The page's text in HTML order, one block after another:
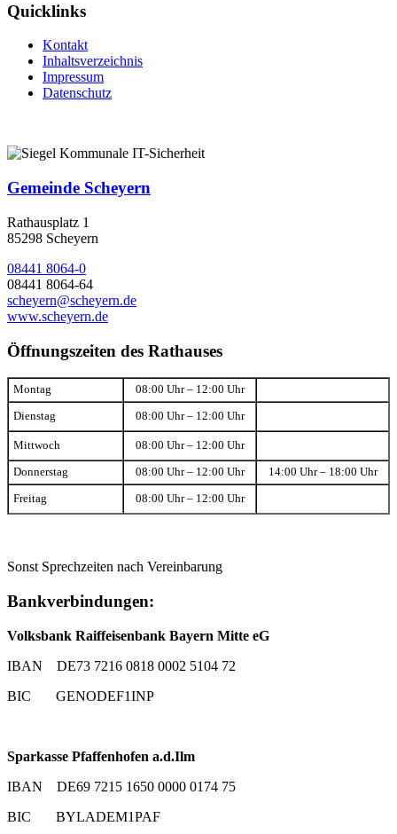
Quicklinks
Kontakt
Inhaltsverzeichnis
Impressum
Datenschutz
Gemeinde Scheyern
Rathausplatz 1
85298 Scheyern
08441 8064-0
08441 8064-64
scheyern@scheyern.de
www.scheyern.de
Öffnungszeiten des Rathauses
Montag 08:00 Uhr – 12:00 Uhr
Dienstag 08:00 Uhr – 12:00 Uhr
Mittwoch 08:00 Uhr – 12:00 Uhr
Donnerstag 08:00 Uhr – 12:00 Uhr 14:00 Uhr – 18:00 Uhr
Freitag 08:00 Uhr – 12:00 Uhr
Sonst Sprechzeiten nach Vereinbarung
Bankverbindungen:
Volksbank Raiffeisenbank Bayern Mitte eG
IBAN DE73 7216 0818 0002 5104 72
BIC GENODEF1INP
Sparkasse Pfaffenhofen a.d.Ilm
IBAN DE69 7215 1650 0000 0174 75
BIC BYLADEM1PAF